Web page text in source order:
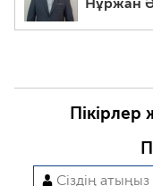
Пікірлер